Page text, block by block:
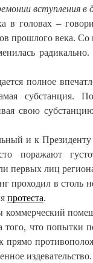
вступления
в головах –
прошлого века.
полное
субстанция.
свою
и к
поражают
первых лиц
проходил в столь
протеста.
коммерческий
того, что попытки
прямо